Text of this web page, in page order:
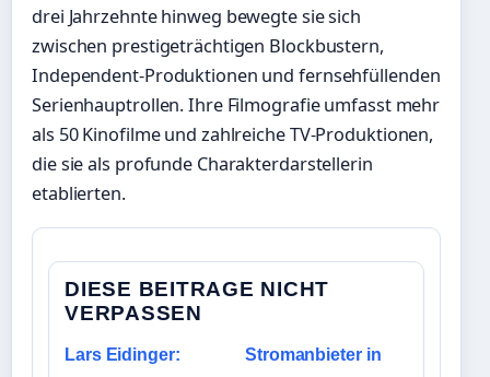
drei Jahrzehnte hinweg bewegte sie sich
zwischen prestigeträchtigen Blockbustern,
Independent-Produktionen und fernsehfüllenden
Serienhauptrollen. Ihre Filmografie umfasst mehr
als 50 Kinofilme und zahlreiche TV-Produktionen,
die sie als profunde Charakterdarstellerin
etablierten.
DIESE BEITRAGE NICHT
VERPASSEN
Lars Eidinger:
Stromanbieter in